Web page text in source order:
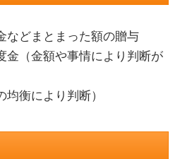
などまとまった額の贈与
金（金額や事情により判断が
衡により判断）